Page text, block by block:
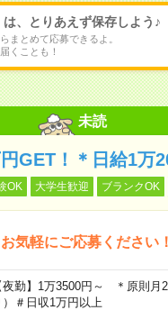
は、とりあえず保存しよう♪
まとめて応募できるよ。
くことも！
未読
GET！＊日給1万
OK 大学生歓迎 ブランクOK
気軽にご応募ください
夜勤】1万3500円～ ＊原則
＃日収1万円以上